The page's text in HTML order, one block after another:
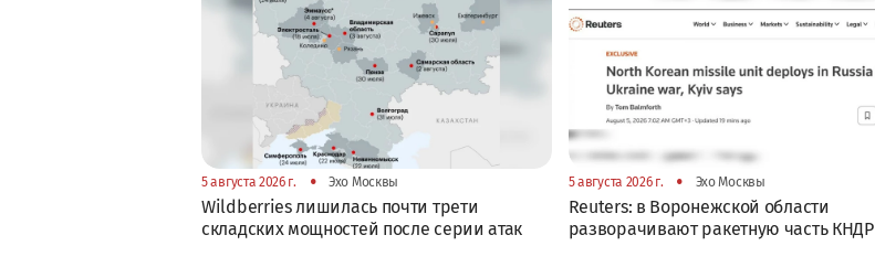
5 августа 2026 г. • Эхо Москвы
Wildberries лишилась почти трети
складских мощностей после серии атак
5 августа 2026 г. • Эхо Москвы
Reuters: в Воронежской области
разворачивают ракетную часть КНДР